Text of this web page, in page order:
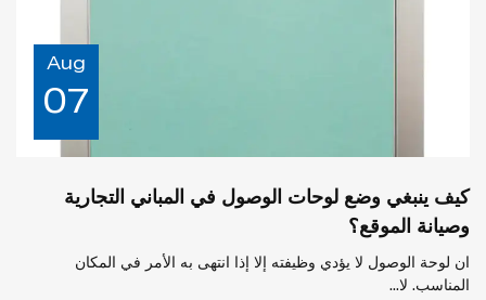
Aug
07
كيف ينبغي وضع لوحات الوصول في المباني التجارية
وصيانة الموقع؟
ان لوحة الوصول لا يؤدي وظيفته إلا إذا انتهى به الأمر في المكان
المناسب. لا...